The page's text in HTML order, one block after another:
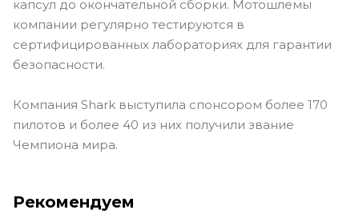
капсул до окончательной сборки. Мотошлемы
компании регулярно тестируются в
сертифицированных лабораториях для гарантии
безопасности.
Компания Shark выступила спонсором более 170
пилотов и более 40 из них получили звание
Чемпиона мира.
Рекомендуем